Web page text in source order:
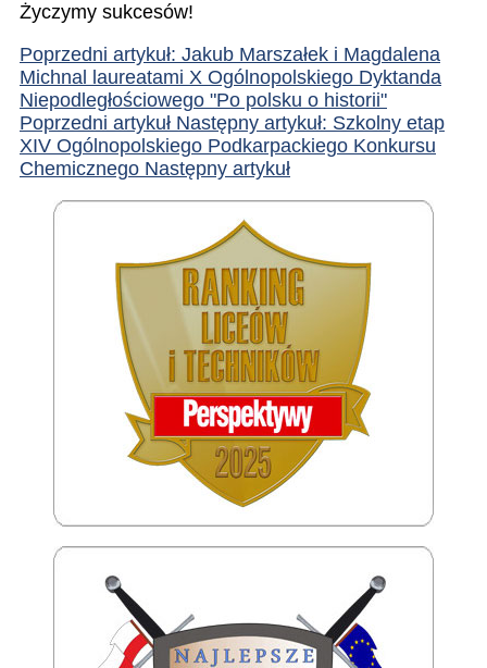
Życzymy sukcesów!
Poprzedni artykuł: Jakub Marszałek i Magdalena
Michnal laureatami X Ogólnopolskiego Dyktanda
Niepodległościowego "Po polsku o historii"
Poprzedni artykuł Następny artykuł: Szkolny etap
XIV Ogólnopolskiego Podkarpackiego Konkursu
Chemicznego Następny artykuł